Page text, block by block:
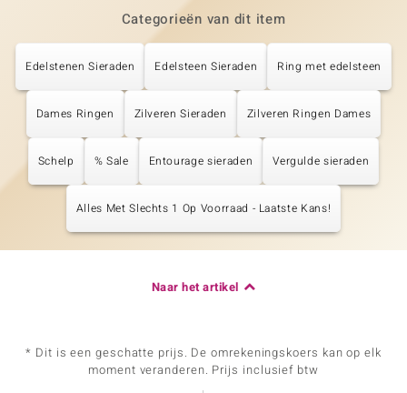
Categorieën van dit item
Edelstenen Sieraden Edelsteen Sieraden Ring met edelsteen
Dames Ringen Zilveren Sieraden Zilveren Ringen Dames
Schelp % Sale Entourage sieraden Vergulde sieraden
Alles Met Slechts 1 Op Voorraad - Laatste Kans!
Naar het artikel
* Dit is een geschatte prijs. De omrekeningskoers kan op elk
moment veranderen. Prijs inclusief btw